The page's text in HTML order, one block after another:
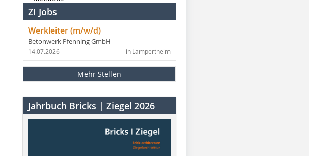
ZI Jobs
Werkleiter (m/w/d)
Betonwerk Pfenning GmbH
in Lampertheim
14.07.2026
Mehr Stellen
Jahrbuch Bricks | Ziegel 2026